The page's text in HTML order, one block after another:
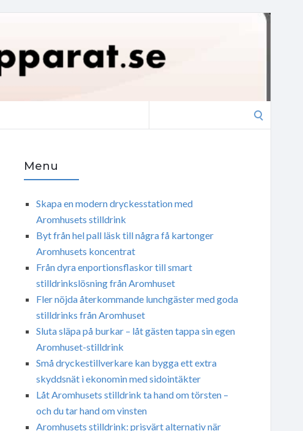
Menu
Skapa en modern dryckesstation med
Aromhusets stilldrink
Byt från hel pall läsk till några få kartonger
Aromhusets koncentrat
Från dyra enportionsflaskor till smart
stilldrinkslösning från Aromhuset
Fler nöjda återkommande lunchgäster med goda
stilldrinks från Aromhuset
Sluta släpa på burkar – låt gästen tappa sin egen
Aromhuset-stilldrink
Små dryckestillverkare kan bygga ett extra
skyddsnät i ekonomin med sidointäkter
Låt Aromhusets stilldrink ta hand om törsten –
och du tar hand om vinsten
Aromhusets stilldrink: prisvärt alternativ när